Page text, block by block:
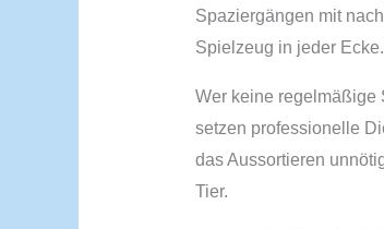
Spaziergängen mit
Spielzeug in jeder Ecke.
Wer keine regelmäßige
setzen professionelle
das Aussortieren
Tier.